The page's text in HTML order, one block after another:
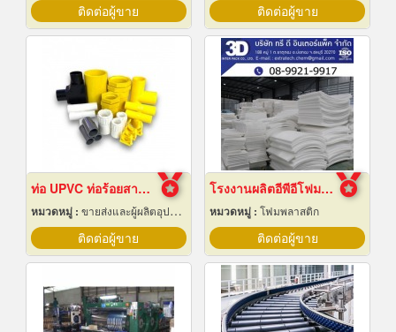
ติดต่อผู้ขาย ติดต่อผู้ขาย
ท่อ UPVC ท่อร้อยสายไฟ ท่อขาว ท่อเหลือง พัทยา ชลบุรี
หมวดหมู่ : ขายส่งและผู้ผลิตอุปกรณ์เครื่องใช้ไฟฟ้า
ติดต่อผู้ขาย
โรงงานผลิตอีพีอีโฟมชลบุรี
หมวดหมู่ : โฟมพลาสติก
ติดต่อผู้ขาย